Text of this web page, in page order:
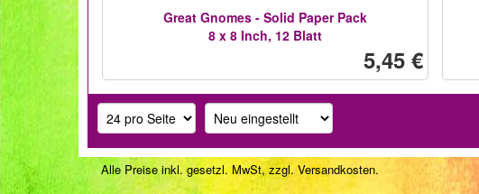
Great Gnomes - Solid Paper Pack
8 x 8 Inch, 12 Blatt
5,45 €
Alle Preise inkl. gesetzl. MwSt, zzgl. Versandkosten.